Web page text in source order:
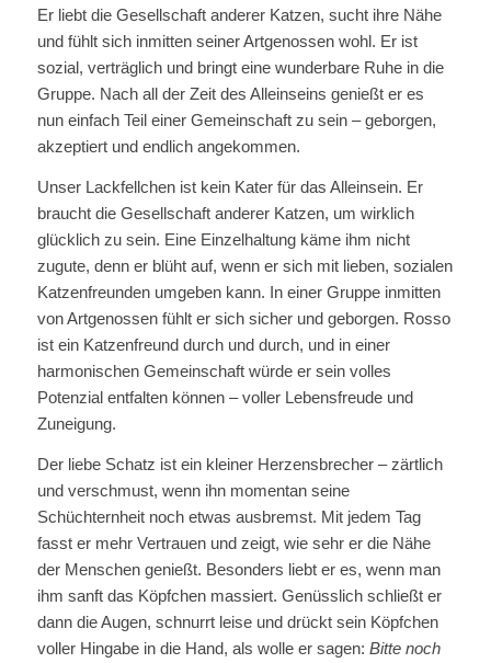
Er liebt die Gesellschaft anderer Katzen, sucht ihre Nähe
und fühlt sich inmitten seiner Artgenossen wohl. Er ist
sozial, verträglich und bringt eine wunderbare Ruhe in die
Gruppe. Nach all der Zeit des Alleinseins genießt er es
nun einfach Teil einer Gemeinschaft zu sein – geborgen,
akzeptiert und endlich angekommen.
Unser Lackfellchen ist kein Kater für das Alleinsein. Er
braucht die Gesellschaft anderer Katzen, um wirklich
glücklich zu sein. Eine Einzelhaltung käme ihm nicht
zugute, denn er blüht auf, wenn er sich mit lieben, sozialen
Katzenfreunden umgeben kann. In einer Gruppe inmitten
von Artgenossen fühlt er sich sicher und geborgen. Rosso
ist ein Katzenfreund durch und durch, und in einer
harmonischen Gemeinschaft würde er sein volles
Potenzial entfalten können – voller Lebensfreude und
Zuneigung.
Der liebe Schatz ist ein kleiner Herzensbrecher – zärtlich
und verschmust, wenn ihn momentan seine
Schüchternheit noch etwas ausbremst. Mit jedem Tag
fasst er mehr Vertrauen und zeigt, wie sehr er die Nähe
der Menschen genießt. Besonders liebt er es, wenn man
ihm sanft das Köpfchen massiert. Genüsslich schließt er
dann die Augen, schnurrt leise und drückt sein Köpfchen
voller Hingabe in die Hand, als wolle er sagen: Bitte noch